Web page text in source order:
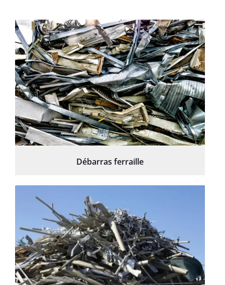
Débarras ferraille